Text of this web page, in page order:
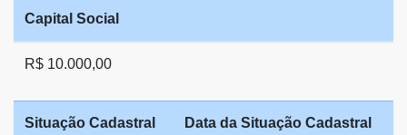
Capital Social
R$ 10.000,00
Situação Cadastral Data da Situação Cadastral